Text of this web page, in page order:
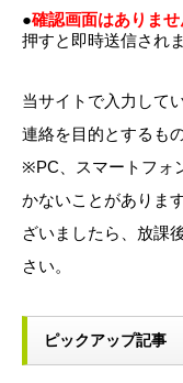
●確認画面はありませ
押すと即時送信されま
当サイトで入力して
連絡を目的とするもの
※PC、スマートフォ
かないことがありま
ざいましたら、放課
さい。
ピックアップ記事